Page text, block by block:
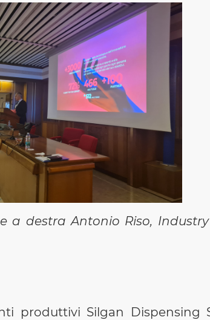
e a destraAntonio Riso,
produttivi Silgan Dispensing